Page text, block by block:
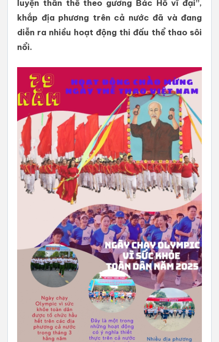
luyện thân thể theo gương Bác Hồ vĩ đại”,
khắp địa phương trên cả nước đã và đang
diễn ra nhiều hoạt động thi đấu thể thao sôi
nổi.